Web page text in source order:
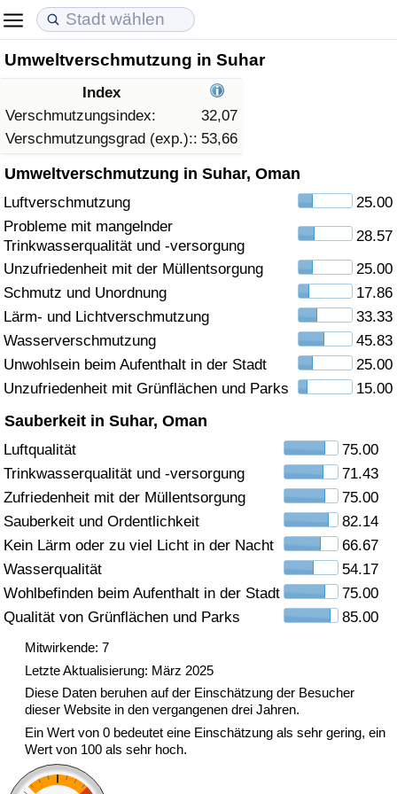
Umweltverschmutzung in Suhar
Index
Verschmutzungsindex:
32,07
Verschmutzungsgrad (exp.):: 53,66
Umweltverschmutzung in Suhar, Oman
Luftverschmutzung
25.00
Probleme mit mangelnder
Trinkwasserqualität und -versorgung
28.57
Unzufriedenheit mit der Müllentsorgung
25.00
Schmutz und Unordnung
17.86
Lärm- und Lichtverschmutzung
33.33
Wasserverschmutzung
45.83
Unwohlsein beim Aufenthalt in der Stadt
25.00
Unzufriedenheit mit Grünflächen und Parks
15.00
Sauberkeit in Suhar, Oman
Luftqualität
75.00
Trinkwasserqualität und -versorgung
71.43
Zufriedenheit mit der Müllentsorgung
75.00
Sauberkeit und Ordentlichkeit
82.14
Kein Lärm oder zu viel Licht in der Nacht
66.67
Wasserqualität
54.17
Wohlbefinden beim Aufenthalt in der Stadt
75.00
Qualität von Grünflächen und Parks
85.00
Mitwirkende: 7
Letzte Aktualisierung: März 2025
Diese Daten beruhen auf der Einschätzung der Besucher
dieser Website in den vergangenen drei Jahren.
Ein Wert von 0 bedeutet eine Einschätzung als sehr gering, ein
Wert von 100 als sehr hoch.
Lebenshaltungskosten
Lebenshaltungskosten-Index (aktuell)
Lebenshaltungskosten-Index
Lebenshaltungskosten-Index nach Land
in Akaba
Immobilienpreise
Immobilienpreis-Index (aktuell)
Immobilienpreis-Index
Immobilienpreis-Index nach Land
Lebensqualität
Lebensqualität-Index
Lebensqualität-Index (aktuell)
Lebensqualitätsindex nach Land
Kriminalität
Kriminalitäts-Index (aktuell)
Kriminalitäts-Index
Kriminalitätsindex nach Land
Gesundheitsversorgung
Gesundheitsversorgungs-Index (aktuell)
Gesundheitsversorgungs-Index
Gesundheitsversorgungs-Index nach Land
Umweltverschmutzung
Umweltverschmutzungs-Index (aktuell)
Verschmutzungsindex
Umweltverschmutzungs-Index nach Land
Verkehr